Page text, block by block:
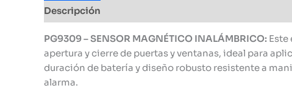
Descripción
PG9309 – SENSOR MAGNÉTICO INALÁMBRICO:
apertura y cierre de puertas y ventanas, ideal para
duración de batería y diseño robusto resistente a
alarma.